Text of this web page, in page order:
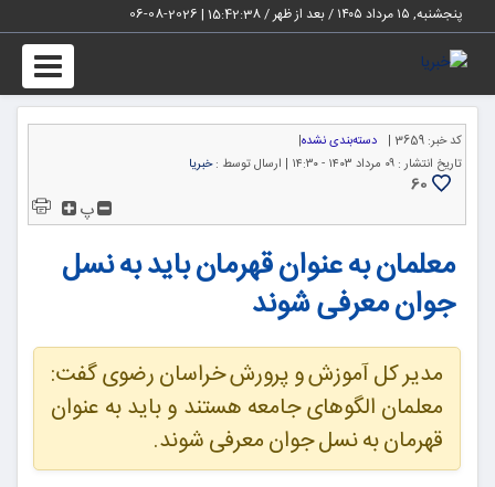
پنجشنبه, ۱۵ مرداد ۱۴۰۵ / بعد از ظهر / 15:42:38
|
2026-08-06
کد خبر: 3659 | دسته‌بندی نشده|
تاریخ انتشار : ۰۹ مرداد ۱۴۰۳ - ۱۴:۳۰ | ارسال توسط :خبریا
60
پ
معلمان به عنوان قهرمان باید به نسل
جوان معرفی شوند
مدیر کل آموزش و پرورش خراسان رضوی گفت:
معلمان الگوهای جامعه هستند و باید به عنوان
قهرمان به نسل جوان معرفی شوند.